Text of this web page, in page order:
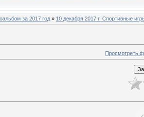
за 2017 год » 10 декабря 2017 г. Спортивные
Просмотреть